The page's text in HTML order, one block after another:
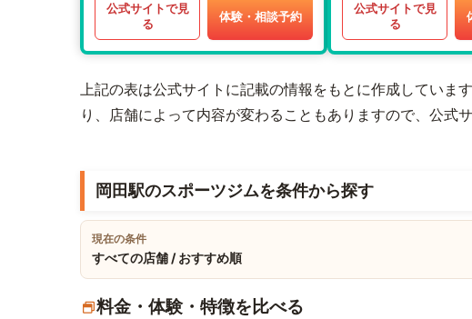
公式サイトで見
る
体験・相談予約
公式サイトで見
る
上記の表は公式サイトに記載の情報をもとに作成していま
り、店舗によって内容が変わることもありますので、公式
岡田駅のスポーツジムを条件から探す
現在の条件
すべての店舗 / おすすめ順
料金・体験・特徴を比べる